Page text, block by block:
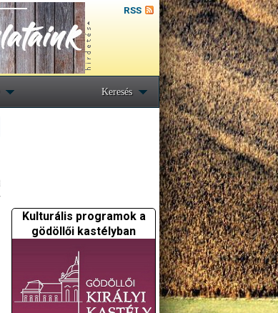
RSS
Keresés
Kulturális programok a
gödöllői kastélyban